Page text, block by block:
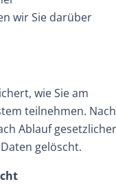
wir Sie darüber
wie Sie am
teilnehmen. Nach
Ablauf gesetzlicher
gelöscht.